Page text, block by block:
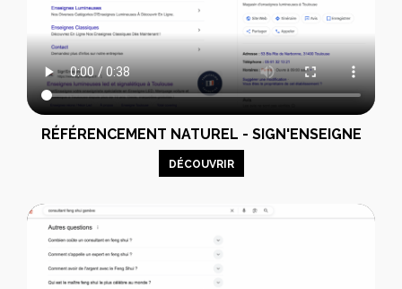
RÉFÉRENCEMENT NATUREL - SIGN'ENSEIGNE
DÉCOUVRIR